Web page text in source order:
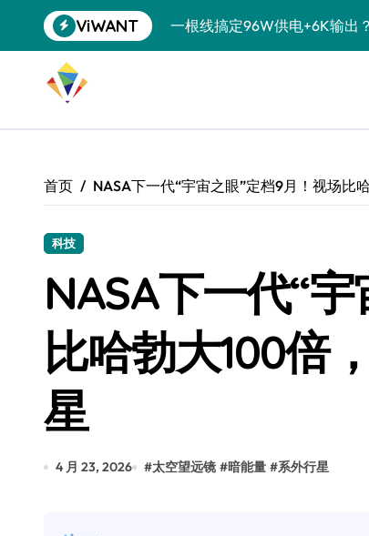
到
ViWANT
一根线搞定96W供电+6K输出
宠物美容吸尘器，是智商税
三星QS90H回音壁评测：内
复古掌机续航攻略：让老游戏
降噪耳机也搞“青春版”？索尼
SSD涨到肉疼，U盘反而成了
净利润暴跌7.7%，苏泊尔开始
黄金瞬间冲破4200，白银狂飙
首页 NASA下一代“宇宙之眼”定档9月！视场比
科技
NASA下一代“
比哈勃大100倍
星
4 月 23, 2026 #太空望远镜 #暗能量 #系外行星